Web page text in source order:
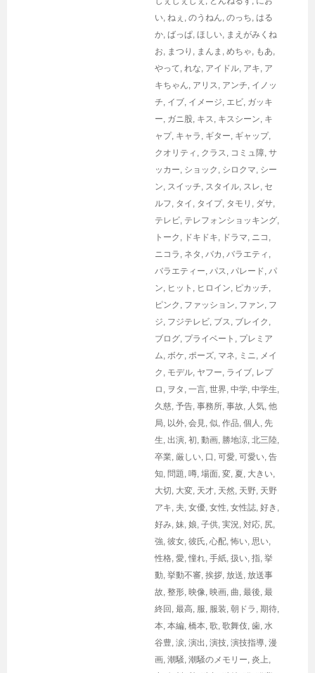
い, ねぇ , のうねん, のっち, はる
か, ばっぱ, ほしい, まえがみくね
お, まつり , まんま , めちゃ, もあ,
やって, れな, アイドル, アキ, ア
キちゃん, アリス, アンチ, イノッ
チ, イブ, イメージ, エビ, ガッキ
ー, ガニ股, キス, キスシーン, キ
ャプ, キャラ , ギター, ギャップ,
クオリティ , クラス, コミュ障, サ
ッカー, ショック , シロクマ, シー
ン, スイッチ, スタイル, スレ, セ
ルフ, タイ , タイプ, タモリ , ダサ,
テレビ, テレフォンショッキング,
トーク , ドキドキ, ドラマ, ニコ ,
ニコラ , ネタ , バカ , バラエティ ,
バラエティー, パス, パレード, パ
ン, ヒット , ヒロイン, ピカッチ,
ピンク , ファッション, ファン, フ
ジ, フジテレビ, ブス, ブレイク ,
ブログ, プライベート , プレミア
ム, ボケ, ポーズ, マネ, ミニ, メイ
ク , モデル, ヤフー, ライブ, レプ
ロ , ヲタ , 一言, 世界, 中学, 中学生,
久慈, 予告, 事務所, 事故, 人気, 他
局, 以外, 会見, 似, 作品, 個人 , 先
生, 出演, 初, 動画, 勝地涼, 北三陸,
卒業, 厳しい, 口 , 可愛, 可愛い, 告
知, 問題, 噂, 場面, 変, 夏, 大きい,
大切, 大変, 天才, 天然, 天野, 天野
アキ, 夫, 女優, 女性, 女性誌, 好き ,
好み, 妹, 娘, 子供, 実況, 対応, 尻,
強, 彼女, 彼氏, 心配, 怖い, 思い,
性格, 愛, 憧れ, 手紙, 扱い, 指, 挙
動, 挙動不審, 挨拶, 放送, 放送事
故, 整形, 映像, 映画, 曲, 最後, 最
終回 , 最高, 服, 服装, 朝ドラ , 期待,
本, 本編, 橋本, 歌, 歌舞伎, 歯, 水
谷豊, 涙, 演出 , 演技, 演技指導, 漫
画, 潮騒, 潮騒のメモリー, 炎上,